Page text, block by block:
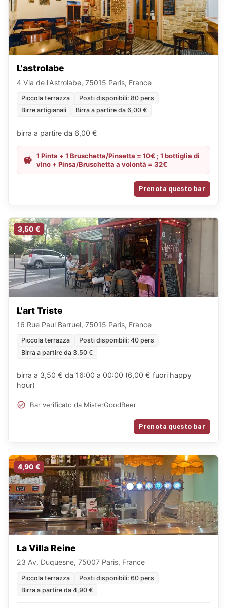
L'astrolabe
4 Vla de l'Astrolabe, 75015 Paris, France
Piccola terrazza
Posti disponibili: 80 pers
Birre artigianali
Birra a partire da 6,00 €
birra a partire da 6,00 €
1 Pinta + 1 Bruschetta/Pinsetta = 10€ ; 1 bottiglia di
vino + Pinsa/Bruschetta a volontà = 32€
Prenota questo bar
3,50 €
L'art Triste
16 Rue Paul Barruel, 75015 Paris, France
Piccola terrazza
Posti disponibili: 40 pers
Birra a partire da 3,50 €
birra a 3,50 € da 16:00 a 00:00 (6,00 € fuori happy
hour)
Bar verificato da MisterGoodBeer
Prenota questo bar
4,90 €
La Villa Reine
23 Av. Duquesne, 75007 Paris, France
Piccola terrazza
Posti disponibili: 60 pers
Birra a partire da 4,90 €